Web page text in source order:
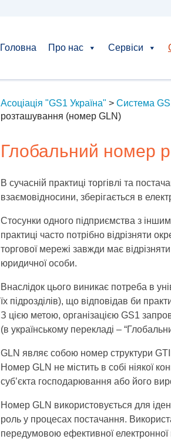
Головна Про нас Сервіси
Асоціація "GS1 Україна" > Система
розташування (номер GLN)
Глобальний номер
В сучасній практиці торгівлі та
взаємовідносини, зберігається в
Стосунки одного підприємства з
практиці часто потрібно відрізняти
торгової мережі завжди має
юридичної особи.
Внаслідок цього виникає потреба в
їх підрозділів), що відповідав би
З цією метою, організацією GS1
(в українському перекладі –
GLN являє собою номер структури
Номер GLN не містить в собі ніякої
суб’єкта господарювання або його
Номер GLN використовується для
роль у процесах постачання.
передумовою ефективної